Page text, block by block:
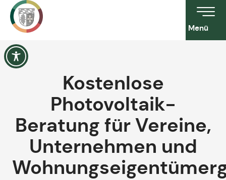
Menü
Kostenlose
Photovoltaik-
Beratung für Vereine,
Unternehmen und